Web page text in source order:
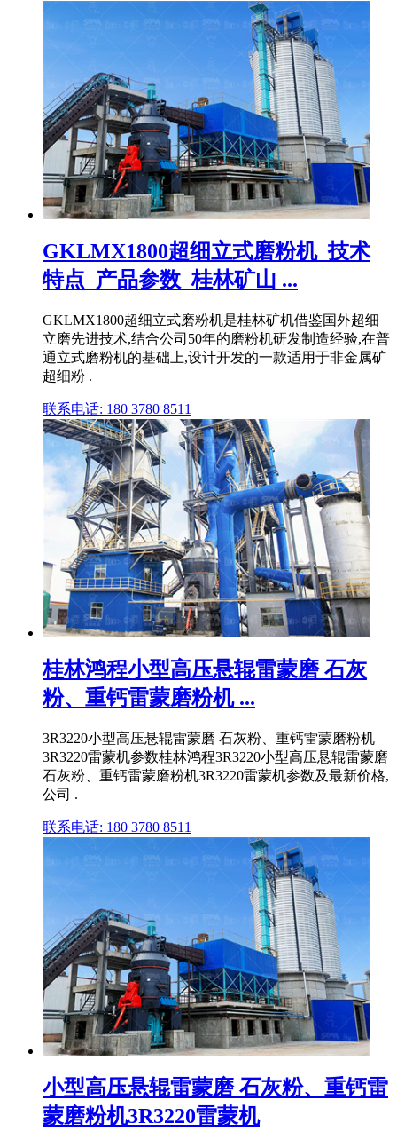
GKLMX1800超细立式磨粉机_技术
特点_产品参数_桂林矿山 ...
GKLMX1800超细立式磨粉机是桂林矿机借鉴国外超细
立磨先进技术,结合公司50年的磨粉机研发制造经验,在普
通立式磨粉机的基础上,设计开发的一款适用于非金属矿
超细粉 .
联系电话: 180 3780 8511
桂林鸿程小型高压悬辊雷蒙磨 石灰
粉、重钙雷蒙磨粉机 ...
3R3220小型高压悬辊雷蒙磨 石灰粉、重钙雷蒙磨粉机
3R3220雷蒙机参数桂林鸿程3R3220小型高压悬辊雷蒙磨
石灰粉、重钙雷蒙磨粉机3R3220雷蒙机参数及最新价格,
公司 .
联系电话: 180 3780 8511
小型高压悬辊雷蒙磨 石灰粉、重钙雷
蒙磨粉机3R3220雷蒙机